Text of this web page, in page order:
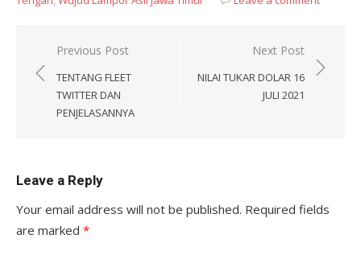
Post
navigation
Previous Post
TENTANG FLEET
TWITTER DAN
PENJELASANNYA
Next Post
NILAI TUKAR DOLAR 16
JULI 2021
Leave a Reply
Your email address will not be published. Required fields
are marked *